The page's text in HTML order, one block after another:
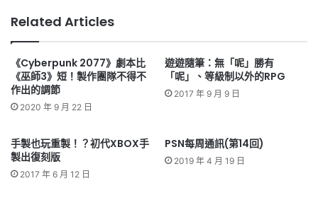
Related Articles
《Cyberpunk 2077》劇本比
《巫師3》短！製作團隊不得不
作出的調節
2020 年 9 月 22 日
遊遊隨筆：無「呢」勝有
「呢」、等級制以外的RPG
2017 年 9 月 9 日
手製也玩重製！？初代XBOX手
製出復刻版
2017 年 6 月 12 日
PSN每周通訊(第14回)
2019 年 4 月 19 日